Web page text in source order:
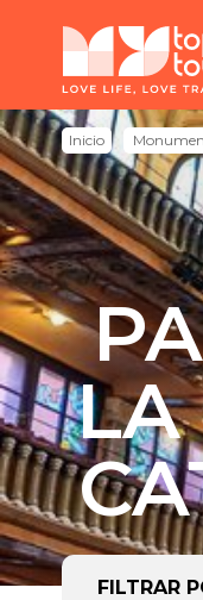
Inicio
LA
FILTRAR